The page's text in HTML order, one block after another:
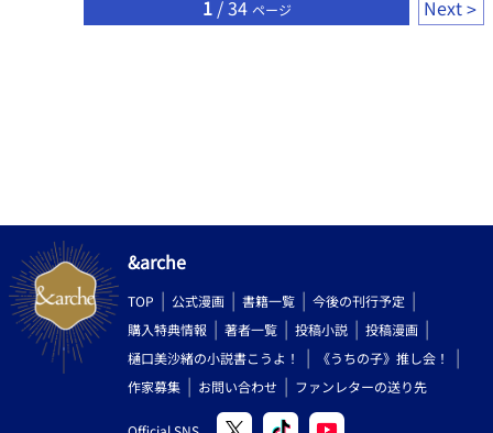
1/ 34 ページ Next
&arche
TOP 公式漫画 書籍一覧
今後の刊行予定
購入特典情報
著者一覧 投稿小説
投稿漫画
樋口美沙緒の小説書こうよ！
《うちの子》推し会！
作家募集
お問い合わせ ファンレターの送り先